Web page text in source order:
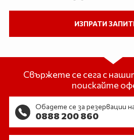
Свържете се сега с
поискайте
Обадете се за резервации
0888 200 860